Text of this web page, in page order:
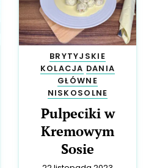
BRYTYJSKIE
POLSKIE
39
SAŁATKI
29
IDEALNE
PRZYSTAWKI
20